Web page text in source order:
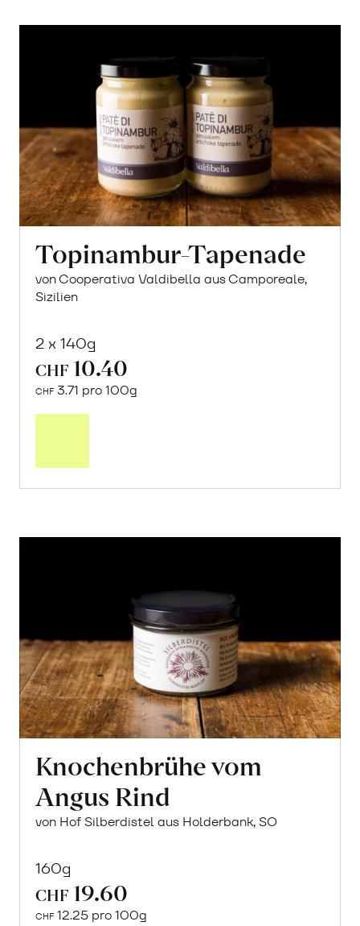
Topinambur-Tapenade
von Cooperativa Valdibella aus Camporeale,
Sizilien
2 x 140g
CHF 10.40
CHF 3.71 pro 100g
Knochenbrühe vom
Angus Rind
von Hof Silberdistel aus Holderbank, SO
160g
CHF 19.60
CHF 12.25 pro 100g